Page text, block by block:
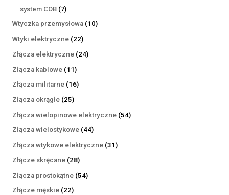
system COB 77
produktów
Wtyczka przemysłowa 1010
Wtyki elektryczne 2222
produkty
Złącza elektryczne 2424
Złącza kablowe 1111
produktów
Złącza militarne 1616
Złącza okrągłe 2525
produktów
Złącza wielopinowe elektryczne 5454
Złącza wielostykowe 4444
produkty
Złącza wtykowe elektryczne 3131
Złącze skręcane 2828
produktów
Złącza prostokątne 5454
Złącze męskie 2222